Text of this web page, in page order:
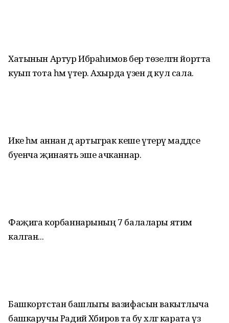
Хатынын Артур Ибраһимов бер төзелгән йортта
куып тота һәм үтерә. Ахырда үзенә дә кул сала.
Ике һәм аннан дә артыграк кеше үтерү маддәсе
буенча җинаять эше ачканнар.
Фаҗига корбаннарының 7 балалары ятим
калган...
Башкортстан башлыгы вазифасын вакытлыча
башкаручы Радий Хәбиров та бу хәлгә карата үз